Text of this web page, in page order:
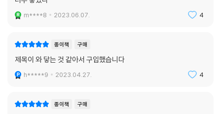
『두고 온 여름』을 쓸 때도 마찬가지였다. 기하와 재하도 그럴 수 있기를, 그
들이 살아갈 나날이 더욱 복되기를 바라는 마음으로 썼다.
몇번의 사랑을 하고, 또 몇번의 이별을 준비할까.
나는 어떨까.
이 소설을 읽는 당신은.
어딘가 두고 온 불완전한 마음들도 모쪼록 무사하기를.
m****8 2023.06.07. 4
종이책 구매
제목이 와 닿는 것 같아서 구입했습니다
h*****9 2023.04.27. 4
종이책 구매